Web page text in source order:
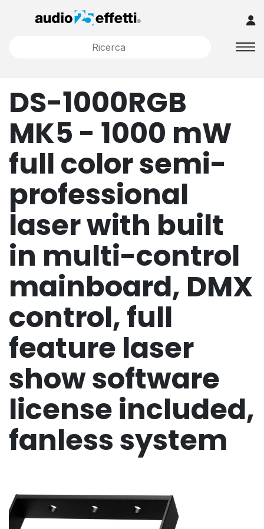
DS-1000RGB
MK5 - 1000 mW
full color semi-
professional
laser with built
in multi-control
mainboard, DMX
control, full
feature laser
show software
license included,
fanless system